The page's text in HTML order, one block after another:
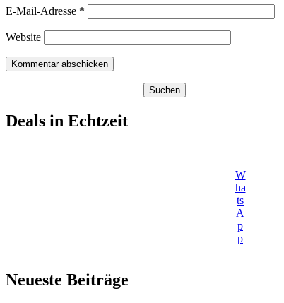
E-Mail-Adresse *
Website
Suchen
Deals in Echtzeit
W
ha
ts
A
p
p
Neueste Beiträge